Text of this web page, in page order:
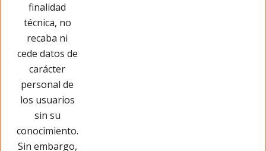
finalidad
técnica, no
recaba ni
cede datos de
carácter
personal de
los usuarios
sin su
conocimiento.
Sin embargo,